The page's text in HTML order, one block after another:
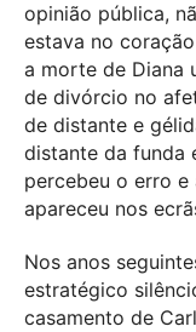
opinião pública,
estava no
a morte de Diana
de divórcio no
de distante e
distante da funda
percebeu o erro
apareceu nos
Nos anos
estratégico
casamento de